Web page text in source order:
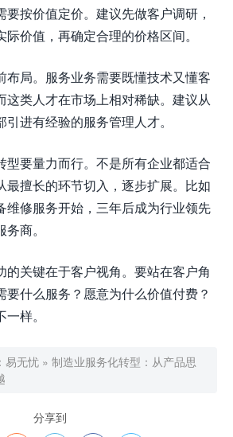
要按价值定价。建议先做客户调研，
价值，再确定合理的价格区间。
布局。服务业务需要既懂技术又懂客
这类人才在市场上相对稀缺。建议从
进有经验的服务管理人才。
型要量力而行。不是所有企业都适合
最擅长的环节切入，逐步扩展。比如
维修服务开始，三年后成为行业领先
商。
的关键在于客户视角。要站在客户角
要什么服务？愿意为什么价值付费？
样。
易无忧 » 制造业服务化转型：从产品思
分享到